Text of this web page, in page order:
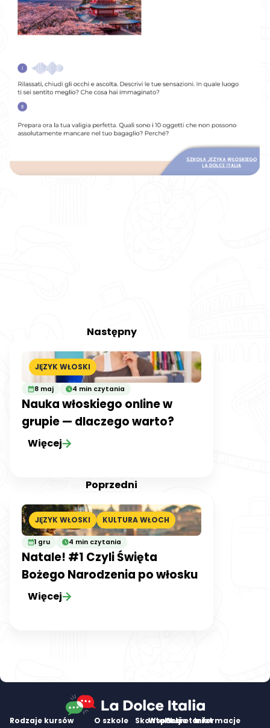
Poprzedni
JĘZYK WŁOSKI KULTURA WŁOCH
1 gru 4 min czytania
Natale! #1 Czyli Święta
Bożego Narodzenia po włosku
Więcej
Następny
JĘZYK WŁOSKI
8 maj 4 min czytania
Nauka włoskiego online w
grupie — dlaczego warto?
Więcej
SkontaktujSekretariatInformacje
Rodzaje kursów
O szkole Wsparcie